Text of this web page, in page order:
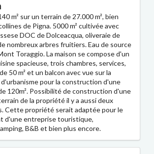
m² sur un terrain de 27.000 m², bien
de Pigna. 5000 m² cultivée avec
DOC de Dolceacqua, oliveraie de
nombreux arbres fruitiers. Eau de source
Toraggio. La maison se compose d'un
spacieuse, trois chambres, services,
50 m² et un balcon avec vue sur la
pour la construction d'une
120m². Possibilité de construction d'une
de la propriété il y a aussi deux
Cette propriété serait adaptée pour le
d'une entreprise touristique,
B&B et bien plus encore.